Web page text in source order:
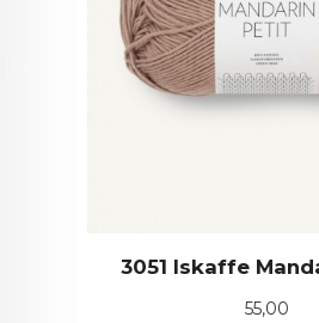
3051 Iskaffe
Pris
55,00